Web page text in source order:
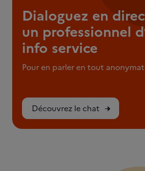
Dialoguez en
un professionnel
info service
Pour en parler en tout anonymat
Découvrez le chat